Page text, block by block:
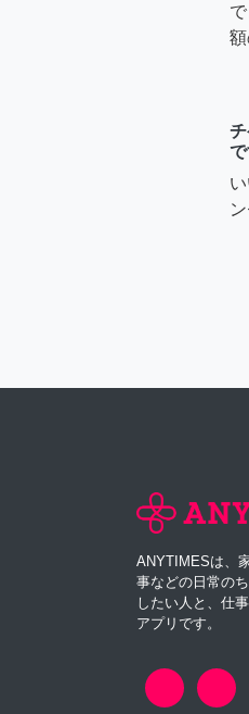
額
ANYTIMESは、
事などの日常の
したい人と、仕
アプリです。